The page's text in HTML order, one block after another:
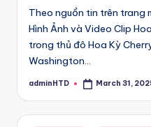
Theo nguồn tin trên trang
Hình Ảnh và Video Clip
trong thủ đô Hoa Kỳ
Washington…
Posted
adminHTD March 31,